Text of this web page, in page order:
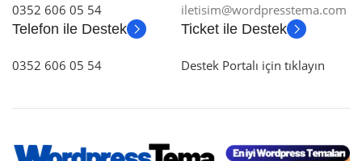
0352 606 05 54
iletisim@wordpresstema.com
Telefon ile Destek
0352 606 05 54
Ticket ile Destek
Destek Portalı için tıklayın